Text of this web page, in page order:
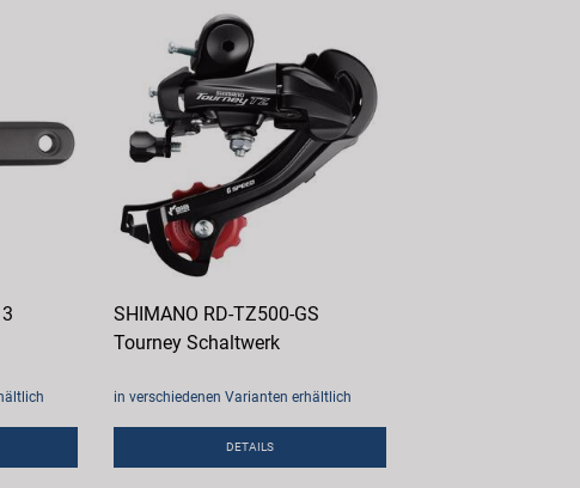
SHIMANO RD-TZ500-GS
Tourney Schaltwerk
in verschiedenen Varianten erhältlich
DETAILS